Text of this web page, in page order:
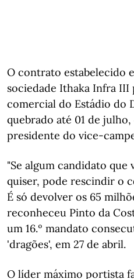
O contrato estabelecido
sociedade Ithaka Infra III
comercial do Estádio do
quebrado até 01 de
presidente do vice-
"Se algum candidato que
quiser, pode rescindir o
É só devolver os 65
reconheceu Pinto da
um 16.º mandato
'dragões', em 27 de abril.
O líder máximo portista